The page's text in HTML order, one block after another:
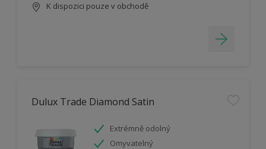
K dispozici pouze v obchodě
Dulux Trade Diamond Satin
Extrémně odolný
Omyvatelný